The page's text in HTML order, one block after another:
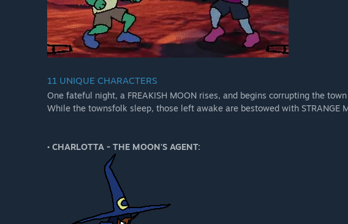
11 UNIQUE CHARACTERS
One fateful night, a FREAKISH MOON rises, and begins corrupting the town
While the townsfolk sleep, those left awake are bestowed with STRANGE
• CHARLOTTA - THE MOON'S AGENT: